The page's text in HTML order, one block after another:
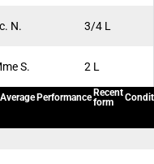
N. 3/4 L
S. 2 L
Average Performance Recent
form